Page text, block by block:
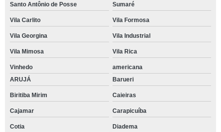
Santo Antônio de Posse Sumaré
Vila Carlito Vila Formosa
Vila Georgina Vila Industrial
Vila Mimosa Vila Rica
Vinhedo
americana
ARUJÁ
Barueri
Biritiba Mirim Caieiras
Cajamar Carapicuíba
Cotia Diadema